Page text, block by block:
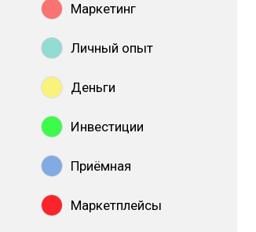
Маркетинг
Личный опыт
Деньги
Инвестиции
Приёмная
Маркетплейсы